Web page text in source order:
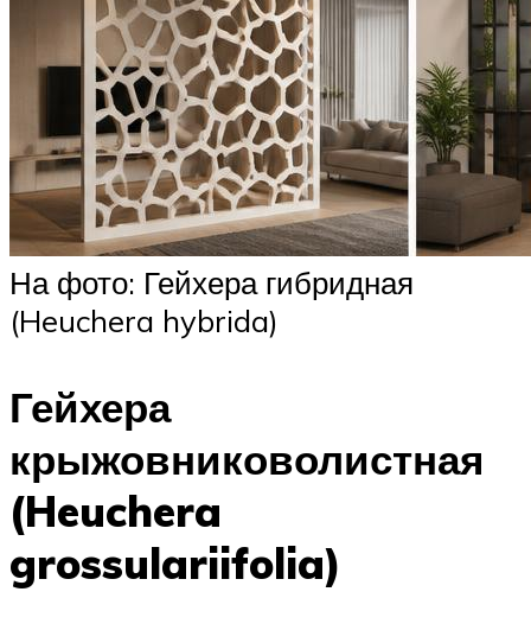
На фото: Гейхера гибридная
(Heuchera hybrida)
Гейхера
крыжовниковолистная
(Heuchera
grossulariifolia)